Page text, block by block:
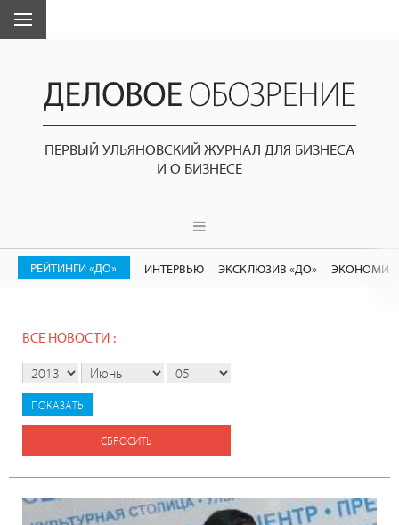
ПЕРВЫЙ УЛЬЯНОВСКИЙ ЖУРНАЛ ДЛЯ БИЗНЕСА
И О БИЗНЕСЕ
РЕЙТИНГИ «ДО» ИНТЕРВЬЮ ЭКСКЛЮЗИВ «ДО»
ВСЕ НОВОСТИ :
СБРОСИТЬ